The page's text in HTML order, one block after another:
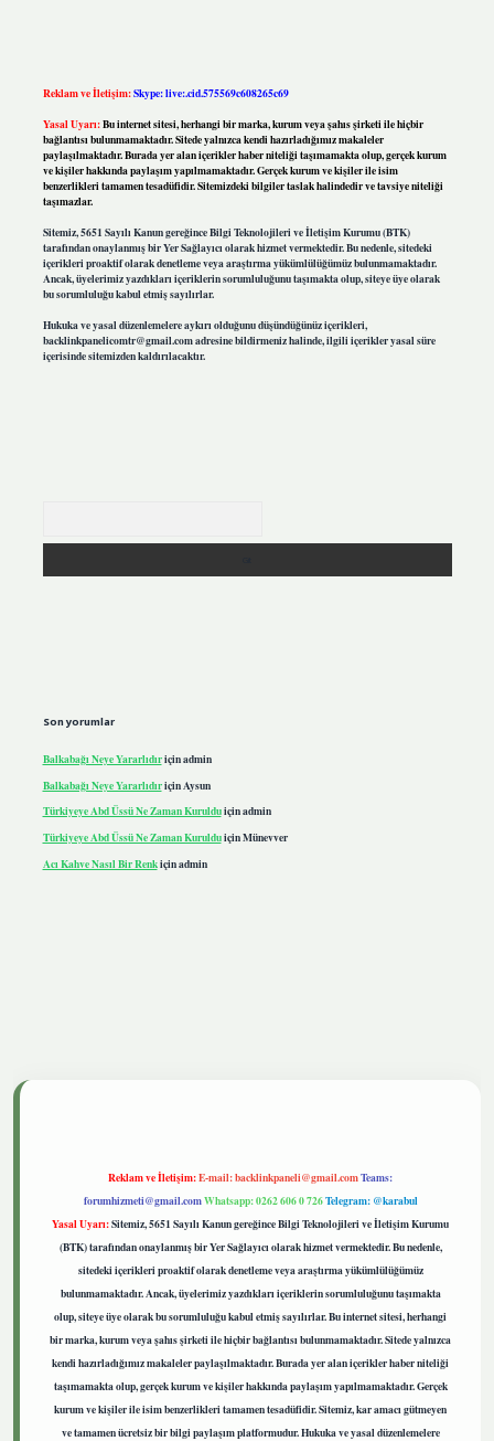
Reklam ve İletişim:Skype: live:.cid.575569c608265c69
Yasal Uyarı:Bu internet sitesi, herhangi bir marka, kurum veya şahıs şirketi ile hiçbir
bağlantısı bulunmamaktadır. Sitede yalnızca kendi hazırladığımız makaleler
paylaşılmaktadır. Burada yer alan içerikler haber niteliği taşımamakta olup, gerçek kurum
ve kişiler hakkında paylaşım yapılmamaktadır. Gerçek kurum ve kişiler ile isim
benzerlikleri tamamen tesadüfidir. Sitemizdeki bilgiler taslak halindedir ve tavsiye niteliği
taşımazlar.
Sitemiz, 5651 Sayılı Kanun gereğince Bilgi Teknolojileri ve İletişim Kurumu (BTK)
tarafından onaylanmış bir Yer Sağlayıcı olarak hizmet vermektedir. Bu nedenle, sitedeki
içerikleri proaktif olarak denetleme veya araştırma yükümlülüğümüz bulunmamaktadır.
Ancak, üyelerimiz yazdıkları içeriklerin sorumluluğunu taşımakta olup, siteye üye olarak
bu sorumluluğu kabul etmiş sayılırlar.
Hukuka ve yasal düzenlemelere aykırı olduğunu düşündüğünüz içerikleri,
backlinkpanelicomtr@gmail.comadresine bildirmeniz halinde, ilgili içerikler yasal süre
içerisinde sitemizden kaldırılacaktır.
Son yorumlar
Balkabağı Neye Yararlıdıriçinadmin
Balkabağı Neye Yararlıdıriçin Aysun
Türkiyeye Abd Üssü Ne Zaman Kurulduiçinadmin
Türkiyeye Abd Üssü Ne Zaman KurulduiçinMünevver
Acı Kahve Nasıl Bir Renkiçinadmin
Reklam ve İletişim:E-mail:backlinkpaneli@gmail.comTeams:
forumhizmeti@gmail.comWhatsapp: 0262 606 0 726Telegram: @karabul
Yasal Uyarı:Sitemiz, 5651 Sayılı Kanun gereğince Bilgi Teknolojileri ve İletişim Kurumu
(BTK) tarafından onaylanmış bir Yer Sağlayıcı olarak hizmet vermektedir. Bu nedenle,
sitedeki içerikleri proaktif olarak denetleme veya araştırma yükümlülüğümüz
bulunmamaktadır. Ancak, üyelerimiz yazdıkları içeriklerin sorumluluğunu taşımakta
olup, siteye üye olarak bu sorumluluğu kabul etmiş sayılırlar. Bu internet sitesi, herhangi
bir marka, kurum veya şahıs şirketi ile hiçbir bağlantısı bulunmamaktadır. Sitede yalnızca
kendi hazırladığımız makaleler paylaşılmaktadır. Burada yer alan içerikler haber niteliği
taşımamakta olup, gerçek kurum ve kişiler hakkında paylaşım yapılmamaktadır. Gerçek
kurum ve kişiler ile isim benzerlikleri tamamen tesadüfidir. Sitemiz, kar amacı gütmeyen
ve tamamen ücretsiz bir bilgi paylaşım platformudur. Hukuka ve yasal düzenlemelere